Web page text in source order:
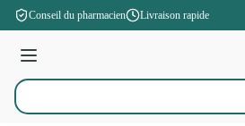
Aller au contenu
Conseil du pharmacien Livraison rapide
Menu
Rechercher